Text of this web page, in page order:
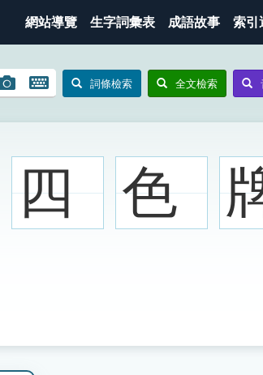
網站導覽 生字詞彙表 成語故事 索引
圖
搜
圖
開
鍵
圖
詞條檢索 全文檢索
四 色